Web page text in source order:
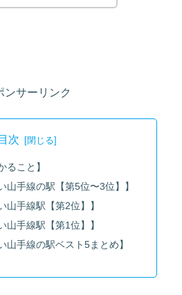
ンサーリンク
目次
ること】
山手線の駅【第5位〜3位】】
山手線駅【第2位】】
山手線駅【第1位】】
山手線の駅ベスト5まとめ】